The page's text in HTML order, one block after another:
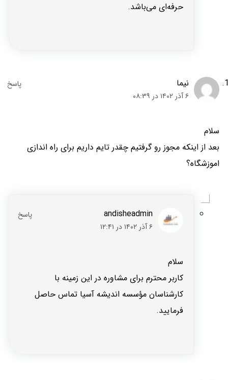
حرفه‌ای می‌باشد.
نیما
۶ آذر ۱۴۰۲ در ۰۸:۳۹
سلام
بعد از اینکه مجوز رو گرفتیم چقدر تایم داریم برای راه اندازی
اموزشگاه؟
andisheadmin
۶ آذر ۱۴۰۲ در ۱۲:۴۱
سلام
کاربر محترم برای مشاوره در این زمینه با
کارشناسان مؤسسه اندیشه آسیا تماس حاصل
فرمایید.